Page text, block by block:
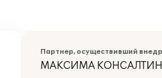
Партнер, осуществивший
МАКСИМА